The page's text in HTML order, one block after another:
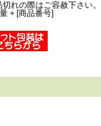
れの際はご容赦下さい。
+ [商品番号]